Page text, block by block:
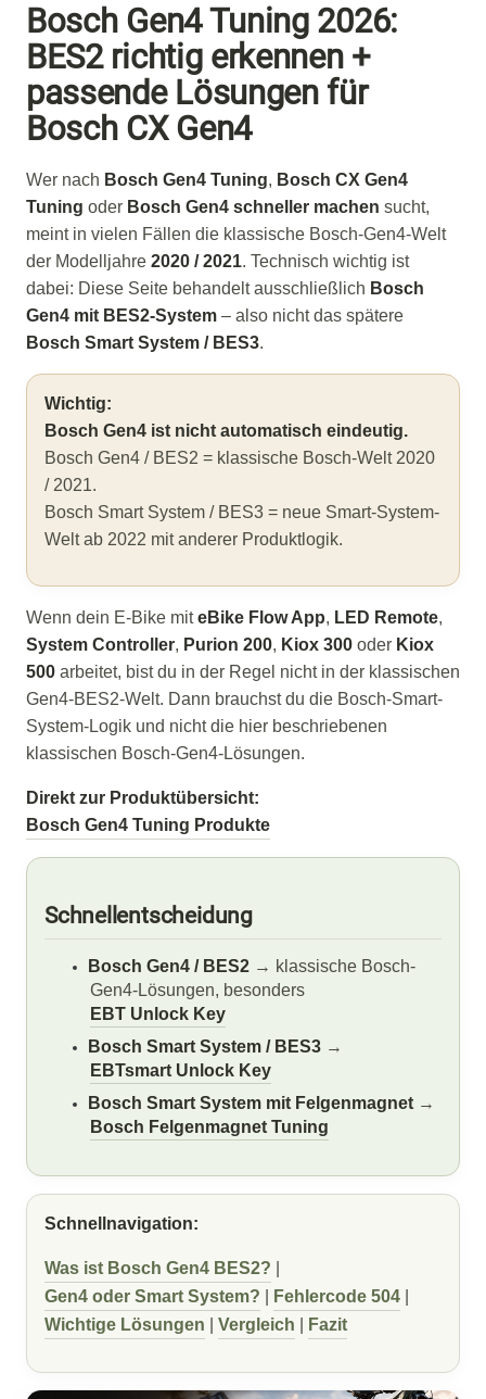
Bosch Gen4 Tuning 2026:
BES2 richtig erkennen +
passende Lösungen für
Bosch CX Gen4
Wer nach Bosch Gen4 Tuning, Bosch CX Gen4
Tuning oder Bosch Gen4 schneller machen sucht,
meint in vielen Fällen die klassische Bosch-Gen4-Welt
der Modelljahre 2020 / 2021. Technisch wichtig ist
dabei: Diese Seite behandelt ausschließlich Bosch
Gen4 mit BES2-System – also nicht das spätere
Bosch Smart System / BES3.
Wichtig:
Bosch Gen4 ist nicht automatisch eindeutig.
Bosch Gen4 / BES2 = klassische Bosch-Welt 2020
/ 2021.
Bosch Smart System / BES3 = neue Smart-System-
Welt ab 2022 mit anderer Produktlogik.
Wenn dein E-Bike miteBike Flow App, LED Remote,
System Controller, Purion 200, Kiox 300 oder Kiox
500 arbeitet, bist du in der Regel nicht in der klassischen
Gen4-BES2-Welt. Dann brauchst du die Bosch-Smart-
System-Logik und nicht die hier beschriebenen
klassischen Bosch-Gen4-Lösungen.
Direkt zur Produktübersicht:
Bosch Gen4 Tuning Produkte
Schnellentscheidung
Bosch Gen4 / BES2 → klassische Bosch-
Gen4-Lösungen, besonders
EBT Unlock Key
Bosch Smart System / BES3 →
EBTsmart Unlock Key
Bosch Smart System mit Felgenmagnet →
Bosch Felgenmagnet Tuning
Schnellnavigation:
Was ist Bosch Gen4 BES2?
Gen4 oder Smart System?
Fehlercode 504
Wichtige Lösungen
Vergleich Fazit